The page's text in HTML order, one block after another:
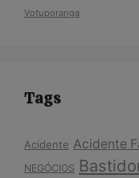
Votuporanga
Tags
Acidente Acidente
NEGÓCIOS